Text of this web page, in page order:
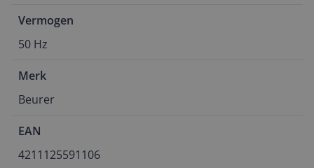
Vermogen
50 Hz
Merk
Beurer
EAN
4211125591106